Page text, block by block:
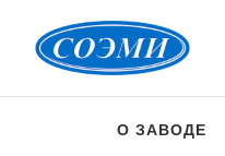
О ЗАВОДЕ